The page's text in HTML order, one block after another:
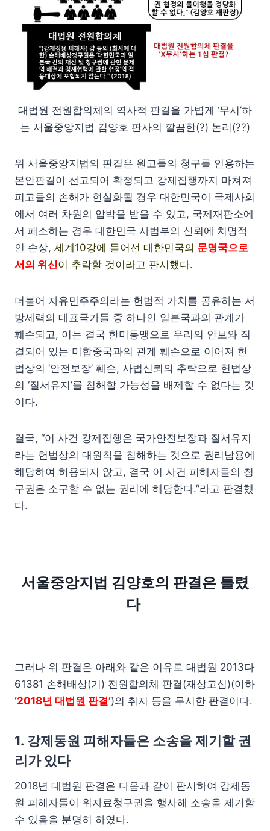
대법원 전원합의체의 역사적 판결을 가볍게 ‘무시’하
는 서울중앙지법 김양호 판사의 깔끔한(?) 논리(??)
위 서울중앙지법의 판결은 원고들의 청구를 인용하는
본안판결이 선고되어 확정되고 강제집행까지 마쳐져
피고들의 손해가 현실화될 경우 대한민국이 국제사회
에서 여러 차원의 압박을 받을 수 있고, 국제재판소에
서 패소하는 경우 대한민국 사법부의 신뢰에 치명적
인 손상, 세계10강에 들어선 대한민국의 문명국으로
서의 위신이 추락할 것이라고 판시했다.
더불어 자유민주주의라는 헌법적 가치를 공유하는 서
방세력의 대표국가들 중 하나인 일본국과의 관계가
훼손되고, 이는 결국 한미동맹으로 우리의 안보와 직
결되어 있는 미합중국과의 관계 훼손으로 이어져 헌
법상의 ‘안전보장’ 훼손, 사법신뢰의 추락으로 헌법상
의 ‘질서유지’를 침해할 가능성을 배제할 수 없다는 것
이다.
결국, “이 사건 강제집행은 국가안전보장과 질서유지
라는 헌법상의 대원칙을 침해하는 것으로 권리남용에
해당하여 허용되지 않고, 결국 이 사건 피해자들의 청
구권은 소구할 수 없는 권리에 해당한다.”라고 판결했
다.
서울중앙지법 김양호의 판결은 틀렸
다
그러나 위 판결은 아래와 같은 이유로 대법원 2013다
61381 손해배상(기) 전원합의체 판결(재상고심)(이하
‘2018년 대법원 판결’)의 취지 등을 무시한 판결이다.
1. 강제동원 피해자들은 소송을 제기할 권
리가 있다
2018년 대법원 판결은 다음과 같이 판시하여 강제동
원 피해자들이 위자료청구권을 행사해 소송을 제기할
수 있음을 분명히 하였다.